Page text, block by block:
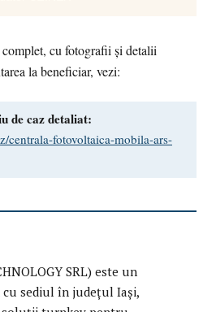
cu fotografii și detalii
la beneficiar, vezi:
de caz detaliat:
centrala-fotovoltaica-mobila-ars-
SRL) este un
sediul în județul Iași,